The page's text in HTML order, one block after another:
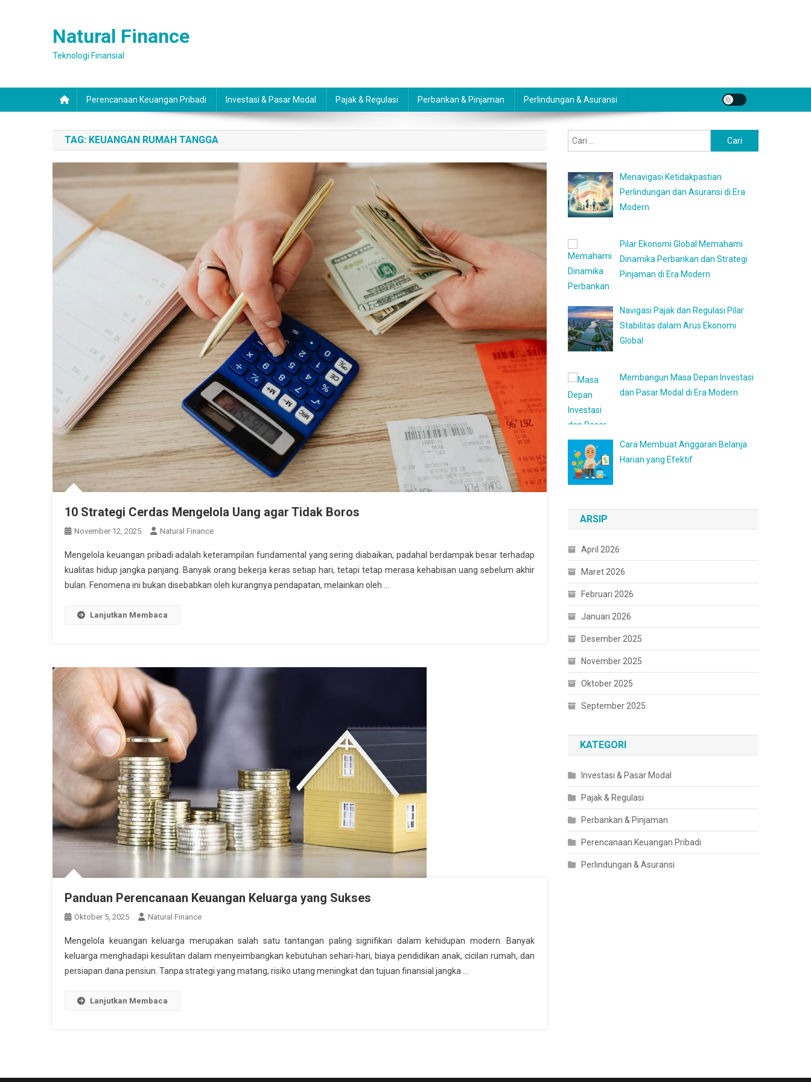
Natural Finance
Teknologi Finansial
Perencanaan Keuangan Pribadi Investasi & Pasar Modal Pajak & Regulasi Perbankan & Pinjaman Perlindungan & Asuransi
TAG: KEUANGAN RUMAH TANGGA
10 Strategi Cerdas Mengelola Uang agar Tidak Boros
November 12, 2025 Natural Finance
Mengelola keuangan pribadi adalah keterampilan fundamental yang sering diabaikan, padahal berdampak besar terhadap
kualitas hidup jangka panjang. Banyak orang bekerja keras setiap hari, tetapi tetap merasa kehabisan uang sebelum akhir
bulan. Fenomena ini bukan disebabkan oleh kurangnya pendapatan, melainkan oleh …
Lanjutkan Membaca
Panduan Perencanaan Keuangan Keluarga yang Sukses
Oktober 5, 2025 Natural Finance
Mengelola keuangan keluarga merupakan salah satu tantangan paling signifikan dalam kehidupan modern. Banyak
keluarga menghadapi kesulitan dalam menyeimbangkan kebutuhan sehari-hari, biaya pendidikan anak, cicilan rumah, dan
persiapan dana pensiun. Tanpa strategi yang matang, risiko utang meningkat dan tujuan finansial jangka …
Lanjutkan Membaca
untuk:
Menavigasi Ketidakpastian
Perlindungan dan Asuransi di Era
Modern
Pilar Ekonomi Global Memahami
Dinamika Perbankan dan Strategi
Pinjaman di Era Modern
Navigasi Pajak dan Regulasi Pilar
Stabilitas dalam Arus Ekonomi
Global
Membangun Masa Depan Investasi
dan Pasar Modal di Era Modern
Cara Membuat Anggaran Belanja
Harian yang Efektif
ARSIP
April 2026
Maret 2026
Februari 2026
Januari 2026
Desember 2025
November 2025
Oktober 2025
September 2025
KATEGORI
Investasi & Pasar Modal
Pajak & Regulasi
Perbankan & Pinjaman
Perencanaan Keuangan Pribadi
Perlindungan & Asuransi